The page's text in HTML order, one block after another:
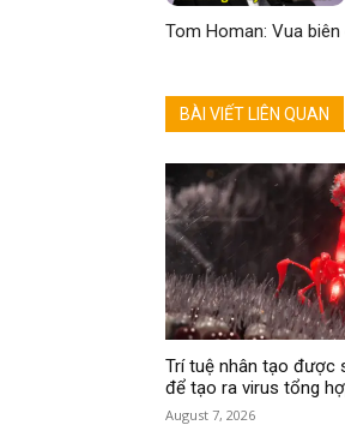
Tom Homan: Vua
BÀI VIẾT LIÊN QUAN
Trí tuệ nhân tạo được
để tạo ra virus tổng
August 7, 2026